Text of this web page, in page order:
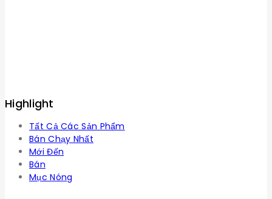
Highlight
Tất Cả Các Sản Phẩm
Bán Chạy Nhất
Mới Đến
Bán
Mục Nóng